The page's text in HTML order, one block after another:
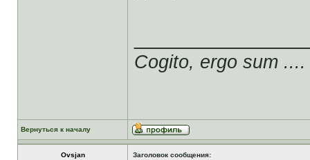
Cogito, ergo sum ....
Вернуться к началу
Ovsjan Заголовок сообщения: